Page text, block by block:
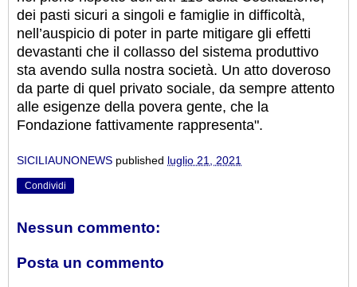
dei pasti sicuri a singoli e famiglie in difficoltà,
nell’auspicio di poter in parte mitigare gli effetti
devastanti che il collasso del sistema produttivo
sta avendo sulla nostra società. Un atto doveroso
da parte di quel privato sociale, da sempre attento
alle esigenze della povera gente, che la
Fondazione fattivamente rappresenta".
SICILIAUNONEWS published luglio 21, 2021
Condividi
Nessun commento:
Posta un commento